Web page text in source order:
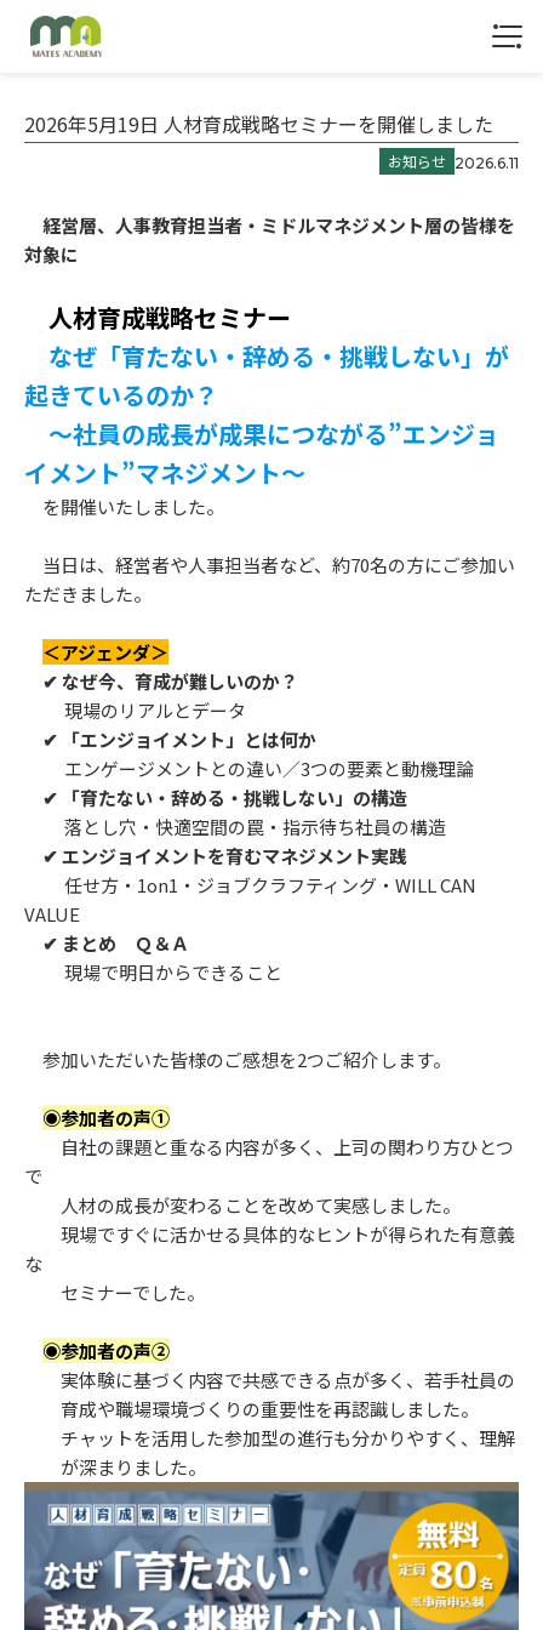
トップ
サービス
オーダーメイド研修
2026年5月19日 人材育成戦略セミナーを開催しました
お知らせ 2026.6.11
経営層、人事教育担当者・ミドルマネジメント層の皆様を
対象に
人材育成戦略セミナー
なぜ「育たない・辞める・挑戦しない」が
起きているのか？
～社員の成長が成果につながる”エンジョ
イメント”マネジメント～
を開催いたしました。
当日は、経営者や人事担当者など、約70名の方にご参加い
ただきました。
＜アジェンダ＞
✔ なぜ今、育成が難しいのか？
現場のリアルとデータ
✔ 「エンジョイメント」とは何か
エンゲージメントとの違い／3つの要素と動機理論
✔ 「育たない・辞める・挑戦しない」の構造
落とし穴・快適空間の罠・指示待ち社員の構造
✔ エンジョイメントを育むマネジメント実践
任せ方・1on1・ジョブクラフティング・WILL CAN
VALUE
✔ まとめ Ｑ＆Ａ
現場で明日からできること
参加いただいた皆様のご感想を2つご紹介します。
◉参加者の声①
自社の課題と重なる内容が多く、上司の関わり方ひとつ
で
人材の成長が変わることを改めて実感しました。
現場ですぐに活かせる具体的なヒントが得られた有意義
な
セミナーでした。
◉参加者の声②
実体験に基づく内容で共感できる点が多く、若手社員の
育成や職場環境づくりの重要性を再認識しました。
チャットを活用した参加型の進行も分かりやすく、理解
が深まりました。